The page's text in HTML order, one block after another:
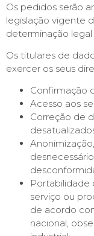
Os pedidos serão
legislação vigente
determinação
Os titulares de
exercer os seus
Confirmação
Acesso aos
Correção de
Portabilidade
serviço ou
de acordo
nacional,